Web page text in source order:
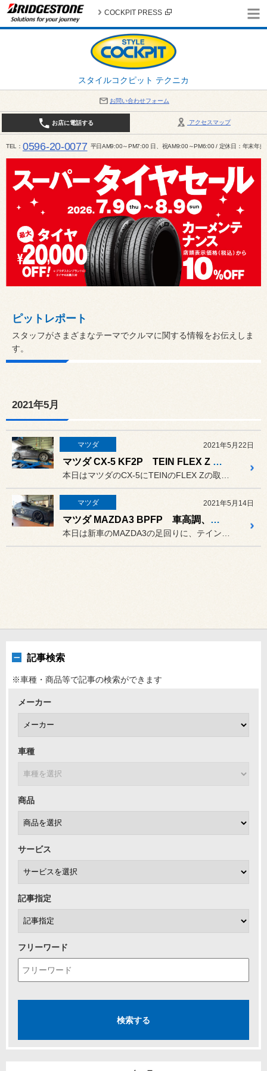
スタイルコクピット テクニカ
COCKPIT PRESS
お問い合わせフォーム
アクセスマップ
お店に電話する
TEL 0596-20-0077 平日AM9:00～PM7:00 日、祝AM9:00～PM6:00 / 定休日：年末年
ピットレポート
スタッフがさまざまなテーマでクルマに関する情報をお伝えしま
す。
2021年5月
マツダ 2021年5月22日
マツダ CX-5 KF2P TEIN FLEX Z 取付
マツダ 2021年5月14日
マツダ MAZDA3 BPFP 車高調、マフラー取付
記事検索
※車種・商品等で記事の検索ができます
メーカー
車種
商品
サービス
記事指定
フリーワード